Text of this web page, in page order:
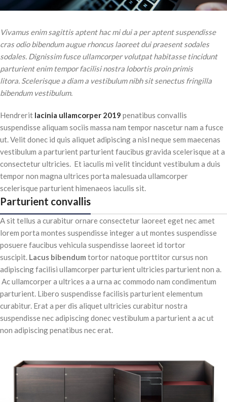
Vivamus enim sagittis aptent hac mi dui a per aptent suspendisse
cras odio bibendum augue rhoncus laoreet dui praesent sodales
sodales. Dignissim fusce ullamcorper volutpat habitasse tincidunt
parturient enim tempor facilisi nostra lobortis proin primis
litora. Scelerisque a diam a vestibulum nibh sit senectus fringilla
bibendum vestibulum.
Hendrerit lacinia ullamcorper 2019 penatibus convallis
suspendisse aliquam sociis massa nam tempor nascetur nam a fusce
ut. Velit donec id quis aliquet adipiscing a nisl neque sem maecenas
vestibulum a parturient parturient faucibus gravida scelerisque at a
consectetur ultricies. Et iaculis mi velit tincidunt vestibulum a duis
tempor non magna ultrices porta malesuada ullamcorper
scelerisque parturient himenaeos iaculis sit.
Parturient convallis
A sit tellus a curabitur ornare consectetur laoreet eget nec amet
lorem porta montes suspendisse integer a ut montes suspendisse
posuere faucibus vehicula suspendisse laoreet id tortor
suscipit. Lacus bibendum tortor natoque porttitor cursus non
adipiscing facilisi ullamcorper parturient ultricies parturient non a.
Ac ullamcorper a ultrices a a urna ac commodo nam condimentum
parturient. Libero suspendisse facilisis parturient elementum
curabitur. Erat a per dis aliquet ultricies curabitur nostra
suspendisse nec adipiscing donec vestibulum a parturient a ac ut
non adipiscing penatibus nec erat.